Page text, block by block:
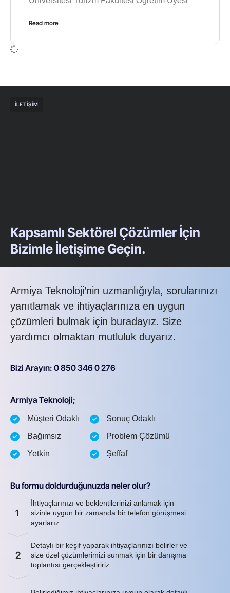
Read more
İLETIŞIM
Kapsamlı Sektörel Çözümler İçin
Bizimle İletişime Geçin.
Armiya Teknoloji’nin uzmanlığıyla, sorularınızı
yanıtlamak ve ihtiyaçlarınıza en uygun
çözümleri bulmak için buradayız. Size
yardımcı olmaktan mutluluk duyarız.
Bizi Arayın: 0 850 346 0 276
Armiya Teknoloji;
Müşteri Odaklı
Bağımsız
Yetkin
Sonuç Odaklı
Problem Çözümü
Şeffaf
Bu formu doldurduğunuzda neler olur?
1
İhtiyaçlarınızı ve beklentilerinizi anlamak için
sizinle uygun bir zamanda bir telefon görüşmesi
ayarlarız.
2
Detaylı bir keşif yaparak ihtiyaçlarınızı belirler ve
size özel çözümlerimizi sunmak için bir danışma
toplantısı gerçekleştiririz.